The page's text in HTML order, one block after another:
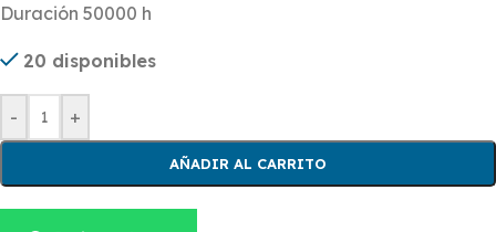
Duración 50000 h
20 disponibles
- +
AÑADIR AL CARRITO